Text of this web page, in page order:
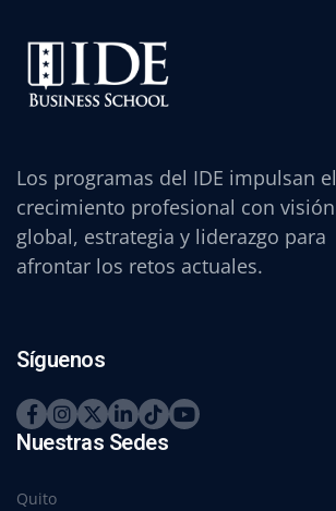
Los programas del IDE impulsan el
crecimiento profesional con visión
global, estrategia y liderazgo para
afrontar los retos actuales.
Síguenos
Nuestras Sedes
Quito